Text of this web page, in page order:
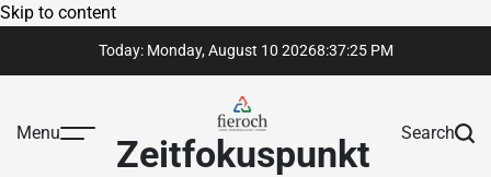
Skip to content
Today: Monday, August 10 20268:37:26 PM
Menu Zeitfokuspunkt Search